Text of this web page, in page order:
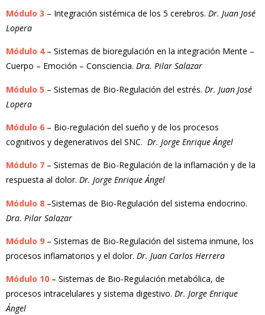
Módulo 3 – Integración sistémica de los 5 cerebros. Dr. Juan José
Lopera
Módulo 4– Sistemas de bioregulación en la integración Mente –
Cuerpo – Emoción – Consciencia. Dra. Pilar Salazar
Módulo 5 – Sistemas de Bio-Regulación del estrés. Dr. Juan José
Lopera
Módulo 6 – Bio-regulación del sueño y de los procesos
cognitivos y degenerativos del SNC. Dr. Jorge Enrique Ángel
Módulo 7 – Sistemas de Bio-Regulación de la inflamación y de la
respuesta al dolor. Dr. Jorge Enrique Ángel
Módulo 8 –Sistemas de Bio-Regulación del sistema endocrino.
Dra. Pilar Salazar
Módulo 9 – Sistemas de Bio-Regulación del sistema inmune, los
procesos inflamatorios y el dolor. Dr. Juan Carlos Herrera
Módulo 10 – Sistemas de Bio-Regulación metabólica, de
procesos intracelulares y sistema digestivo. Dr. Jorge Enrique
Ángel